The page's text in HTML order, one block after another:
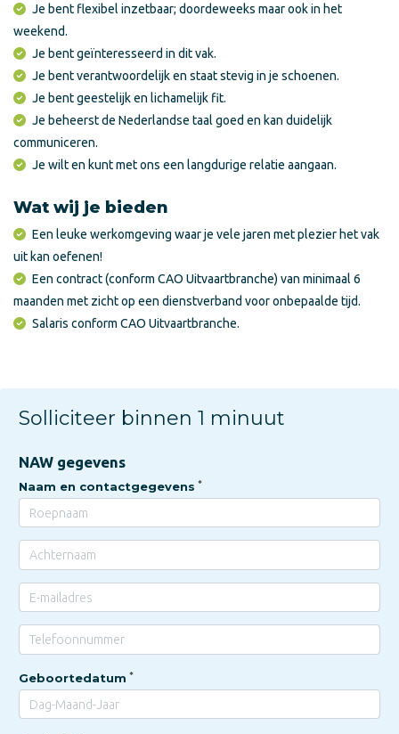
Je bent flexibel inzetbaar; doordeweeks maar ook in het
weekend.
Je bent geïnteresseerd in dit vak.
Je bent verantwoordelijk en staat stevig in je schoenen.
Je bent geestelijk en lichamelijk fit.
Je beheerst de Nederlandse taal goed en kan duidelijk
communiceren.
Je wilt en kunt met ons een langdurige relatie aangaan.
Wat wij je bieden
Een leuke werkomgeving waar je vele jaren met plezier het vak
uit kan oefenen!
Een contract (conform CAO Uitvaartbranche) van minimaal 6
maanden met zicht op een dienstverband voor onbepaalde tijd.
Salaris conform CAO Uitvaartbranche.
Solliciteer binnen 1 minuut
NAW gegevens
Naam en contactgegevens
Geboortedatum